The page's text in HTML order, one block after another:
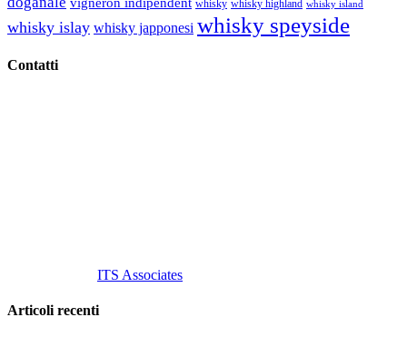
whisky whisky highland whisky island
whisky islay whisky japponesi whisky speyside
Contatti
ITS Associates
Articoli recenti